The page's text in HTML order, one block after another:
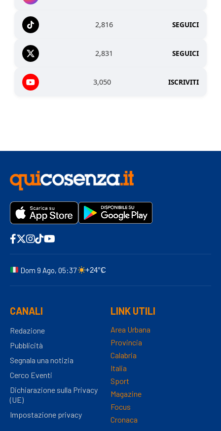
2,816 SEGUICI
2,831 SEGUICI
3,050 ISCRIVITI
Dom 9 Ago, 05:37 +24°C
CANALI
Redazione
Pubblicità
Segnala una notizia
Cerco Eventi
Dichiarazione sulla Privacy
(UE)
Impostazione privacy
LINK UTILI
Area Urbana
Provincia
Calabria
Italia
Sport
Magazine
Focus
Cronaca